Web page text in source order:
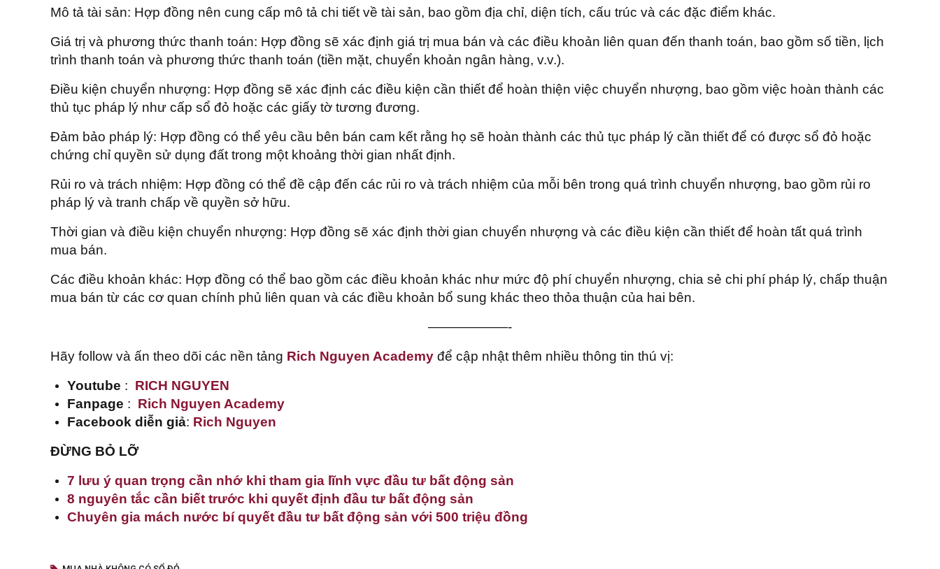
Mô tả tài sản: Hợp đồng nên cung cấp mô tả chi tiết về tài sản, bao gồm địa chỉ, diện tích, cấu trúc và các đặc điểm khác.
Giá trị và phương thức thanh toán: Hợp đồng sẽ xác định giá trị mua bán và các điều khoản liên quan đến thanh toán, bao gồm số tiền, lịch
trình thanh toán và phương thức thanh toán (tiền mặt, chuyển khoản ngân hàng, v.v.).
Điều kiện chuyển nhượng: Hợp đồng sẽ xác định các điều kiện cần thiết để hoàn thiện việc chuyển nhượng, bao gồm việc hoàn thành các
thủ tục pháp lý như cấp sổ đỏ hoặc các giấy tờ tương đương.
Đảm bảo pháp lý: Hợp đồng có thể yêu cầu bên bán cam kết rằng họ sẽ hoàn thành các thủ tục pháp lý cần thiết để có được sổ đỏ hoặc
chứng chỉ quyền sử dụng đất trong một khoảng thời gian nhất định.
Rủi ro và trách nhiệm: Hợp đồng có thể đề cập đến các rủi ro và trách nhiệm của mỗi bên trong quá trình chuyển nhượng, bao gồm rủi ro
pháp lý và tranh chấp về quyền sở hữu.
Thời gian và điều kiện chuyển nhượng: Hợp đồng sẽ xác định thời gian chuyển nhượng và các điều kiện cần thiết để hoàn tất quá trình
mua bán.
Các điều khoản khác: Hợp đồng có thể bao gồm các điều khoản khác như mức độ phí chuyển nhượng, chia sẻ chi phí pháp lý, chấp thuận
mua bán từ các cơ quan chính phủ liên quan và các điều khoản bổ sung khác theo thỏa thuận của hai bên.
——————-
Hãy follow và ấn theo dõi các nền tảng Rich Nguyen Academy để cập nhật thêm nhiều thông tin thú vị:
Youtube : RICH NGUYEN
Fanpage : Rich Nguyen Academy
Facebook diễn giả: Rich Nguyen
ĐỪNG BỎ LỠ
7 lưu ý quan trọng cần nhớ khi tham gia lĩnh vực đầu tư bất động sản
8 nguyên tắc cần biết trước khi quyết định đầu tư bất động sản
Chuyên gia mách nước bí quyết đầu tư bất động sản với 500 triệu đồng